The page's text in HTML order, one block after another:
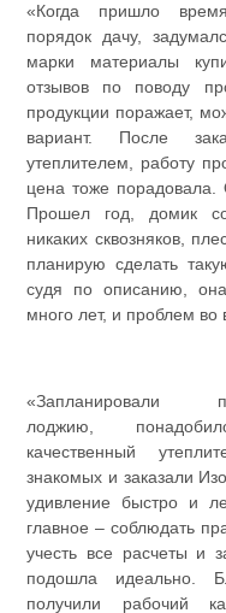
«Когда пришло
порядок дачу,
марки материалы
отзывов по поводу
продукции поражает,
вариант. После
утеплителем, работу
цена тоже порадовала.
Прошел год, домик
никаких сквозняков,
планирую сделать
судя по описанию,
много лет, и проблем во
«Запланировали
лоджию,
качественный
знакомых и заказали
удивление быстро и
главное – соблюдать
учесть все расчеты и
подошла идеально.
получили рабочий